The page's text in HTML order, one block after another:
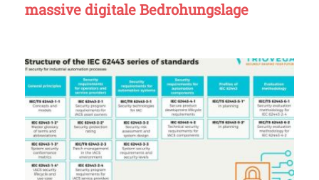
massive digitale Bedrohungslage